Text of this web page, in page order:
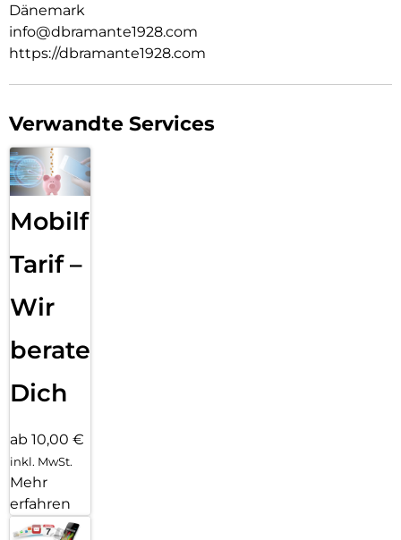
Dänemark
info@dbramante1928.com
https://dbramante1928.com
Verwandte Services
Mobilfunk
Tarif –
Wir
beraten
Dich
ab 10,00 €
inkl. MwSt.
Mehr
erfahren